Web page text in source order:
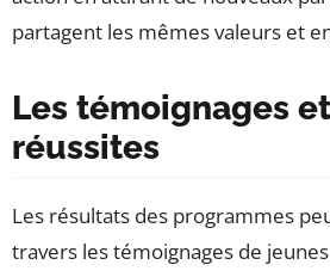
partagent les mêmes valeurs et
Les témoignages
réussites
Les résultats des programmes
travers les témoignages de